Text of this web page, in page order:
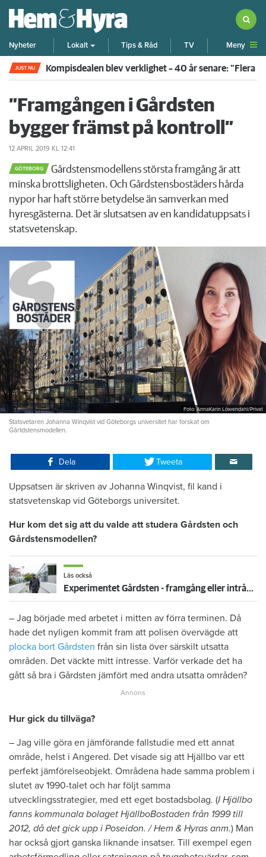
Nyheter Lokalt Tips & Råd TV Meny
JUST NU Kompisdealen blev verklighet – 40 år senare: "Flera
”Framgången i Gårdsten
bygger främst på kontroll”
12 APRIL 2019 KL 12:41
GÖTEBORG
Gårdstensmodellens största framgång är att
minska brottsligheten. Och Gårdstensbostäders hårda
nypor har haft större betydelse än samverkan med
hyresgästerna. Det är slutsatsen av en kandidatuppsats i
statsvetenskap.
Foto: AnnaKarin Löwendahl/Privat
Statsvetaren Johanna Winqvist vid Göteborgs universitet har forskat om
Gårtdstensmodellen.
Dela Tweeta
Uppsatsen är skriven av Johanna Winqvist, fil kand i
statsvetenskap vid Göteborgs universitet.
Hur kom det sig att du valde att studera Gårdsten och
Gårdstensmodellen?
Läs också
Experimentet Gårdsten - framgång eller intrång?
– Jag började med arbetet i mitten av förra terminen. Då
hade det nyligen kommit fram att polisen övervägde att
plocka bort Gårdsten från sin lista över särskilt utsatta
områden. Det väckte mitt intresse. Varför verkade det ha
gått så bra i Gårdsten jämfört med andra utsatta områden?
Hur gick du tillväga?
– Jag ville göra en jämförande fallstudie med ett annat
område, helst i Angered. Det visade sig att Hjällbo var ett
perfekt jämförelseobjekt. Områdena hade samma problem i
slutet av 1990-talet och har följt samma
utvecklingsstrategier, med ett eget bostadsbolag. (I Hjällbo
fanns kommunala bolaget HjällboBostaden från 1999 till
2012, då det gick upp i Poseidon. / Hem & Hyras anm.) Man
har också gjort ganska liknande insatser. Till exempel egen